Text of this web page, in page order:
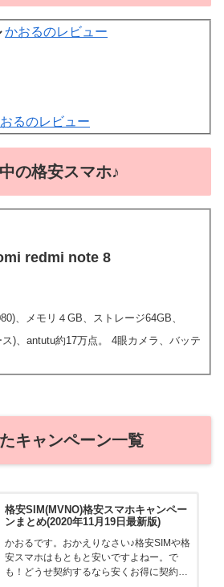
かおるのレビュー
るのレビュー
の格安スマホ♪
redmi note 8
、メモリ４GB、ストレージ64GB、
)、antutu約17万点。 4眼カメラ、バッテ
キャンペーン一覧
格安SIM(MVNO)格安スマホキャンペー
ンまとめ(2020年11月19日最新版)
かおるです。おかえりなさい♪格安SIMや格
安スマホはもともと安いですよねー。で
も！どうせ契約するなら安くお得に契約し